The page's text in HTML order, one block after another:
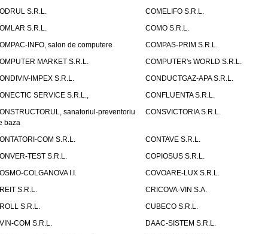
S.R.L.
COMELIFO S.R.L.
S.R.L.
COMO S.R.L.
INFO, salon de computere
COMPAS-PRIM S.R.L.
MARKET S.R.L.
COMPUTER's WORLD S.R.L.
IMPEX S.R.L.
CONDUCTGAZ-APA S.R.L.
SERVICE S.R.L.,
CONFLUENTA S.R.L.
sanatoriul-preventoriu
baza
CONSVICTORIA S.R.L.
COM S.R.L.
CONTAVE S.R.L.
TEST S.R.L.
COPIOSUS S.R.L.
COLGANOVA I.I.
COVOARE-LUX S.R.L.
S.R.L.
CRICOVA-VIN S.A.
S.R.L.
CUBECO S.R.L.
COM S.R.L.
DAAC-SISTEM S.R.L.